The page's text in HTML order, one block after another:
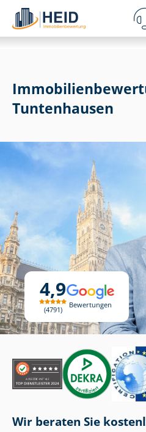
4,9
4791
Bewertungen
Tuntenhausen
Wir beraten Sie